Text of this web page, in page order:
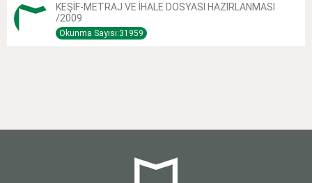
KEŞİF-METRAJ VE İHALE DOSYASI HAZIRLANMASI
/2009
Okunma Sayısı:31959